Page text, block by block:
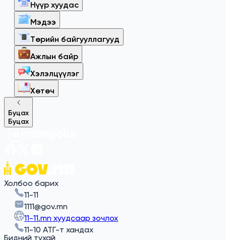
Нүүр хуудас
Мэдээ
Төрийн байгууллагууд
Ажлын байр
Хэлэлцүүлэг
Хөтөч
Буцах
Буцах
Холбоо барих
11-11
1111@gov.mn
11-11.mn хуудсаар зочлох
11-10 АТГ-т хандах
Бидний тухай